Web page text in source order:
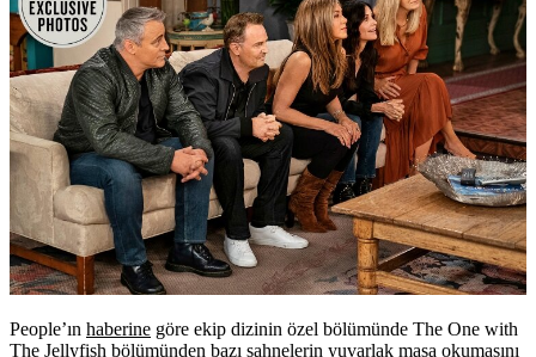
People’ın haberine göre ekip dizinin özel bölümünde The One with
The Jellyfish bölümünden bazı sahnelerin yuvarlak masa okumasını